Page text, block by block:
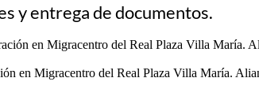
y entrega de documentos.
en Migracentro del Real Plaza Villa María.